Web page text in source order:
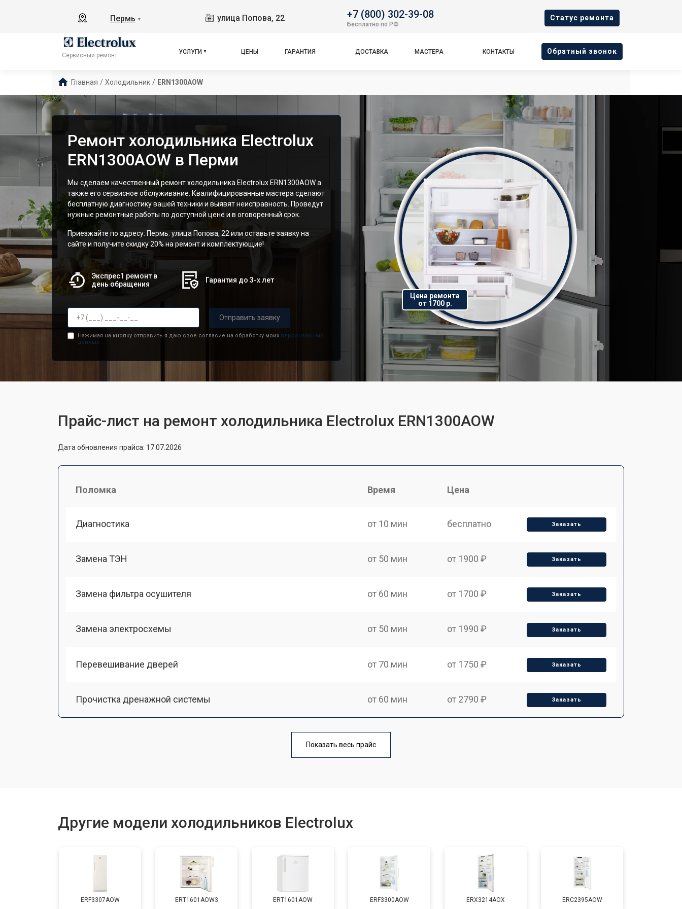
Пермь ▼ улица Попова, 22 +7 (800) 302-39-08
Бесплатно по РФ
Cтатус ремонта
Сервисный ремонт
УСЛУГИ ЦЕНЫ ГАРАНТИЯ ДОСТАВКА МАСТЕРА КОНТАКТЫ Oбратный звонок
Главная / Холодильник / ERN1300AOW
Ремонт холодильника Electrolux
ERN1300AOW в Перми
Мы сделаем качественный ремонт холодильника Electrolux ERN1300AOW а
также его сервисное обслуживание. Квалифицированные мастера сделают
бесплатную диагностику вашей техники и выявят неисправность. Проведут
нужные ремонтные работы по доступной цене и в оговоренный срок.
Приезжайте по адресу: Пермь: улица Попова, 22 или оставьте заявку на
сайте и получите скидку 20% на ремонт и комплектующие!
Экспрес1 ремонт в
день обращения
Гарантия до 3-х лет
Отправить заявку
Нажимая на кнопку отправить я даю свое согласие на обработку моих персональных
данных.
Цена ремонта
от 1700 р.
Прайс-лист на ремонт холодильника Electrolux ERN1300AOW
Дата обновления прайса: 17.07.2026
Поломка Время Цена
Диагностика от 10 мин бесплатно Заказать
Замена ТЭН от 50 мин от 1900 ₽ Заказать
Замена фильтра осушителя от 60 мин от 1700 ₽ Заказать
Замена электросхемы от 50 мин от 1990 ₽ Заказать
Перевешивание дверей от 70 мин от 1750 ₽ Заказать
Прочистка дренажной системы от 60 мин от 2790 ₽ Заказать
от 60 мин
от 70 мин от 1810 ₽ Заказать
Показать весь прайс
Другие модели холодильников Electrolux
ERF3307AOW ERT1601AOW3 ERT1601AOW ERF3300AOW ERX3214AOX ERC2395AOW